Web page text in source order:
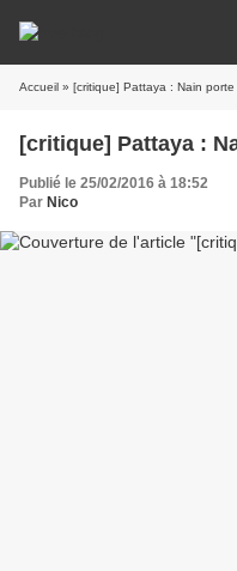
Accueil » [critique] Pattaya : Nain porte
[critique] Pattaya :
Publié le 25/02/2016 à 18:52
Par Nico